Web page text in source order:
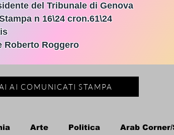
del Tribunale di Genova
n 16\24 cron.61\24
Roberto Roggero
AI COMUNICATI STAMPA
Arte Politica Arab